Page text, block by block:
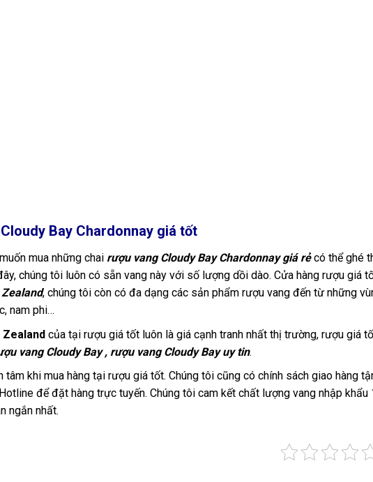
Bay Chardonnay giá tốt
mua những chai rượu vang Cloudy Bay Chardonnay giá rẻcó thể ghé
chúng tôi luôn có sẵn vang này với số lượng dồi dào. Cửa hàng rượu giá
, chúng tôi còn có đa dạng các sản phẩm rượu vang đến từ những
nam phi…
Zealandcủa tại rượu giá tốt luôn là giá cạnh tranh nhất thị trường, rượu giá
vang Cloudy Bay , rượu vang Cloudy Bay uy tin.
tâm khi mua hàng tại rượu giá tốt. Chúng tôi cũng có chính sách giao hàng
để đặt hàng trực tuyến. Chúng tôi cam kết chất lượng vang nhập khẩu
ngắn nhất.